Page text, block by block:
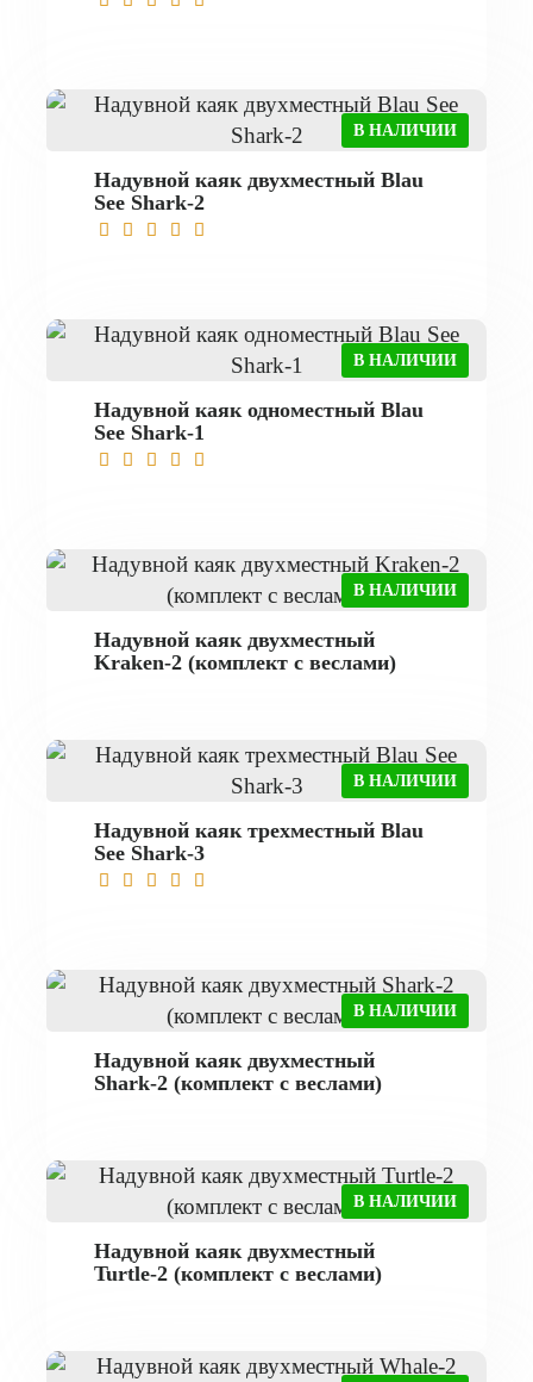
В НАЛИЧИИ
Надувной каяк двухместный Blau
See Shark-2
В НАЛИЧИИ
Надувной каяк одноместный Blau
See Shark-1
В НАЛИЧИИ
Надувной каяк двухместный
Kraken-2 (комплект с веслами)
В НАЛИЧИИ
Надувной каяк трехместный Blau
See Shark-3
В НАЛИЧИИ
Надувной каяк двухместный
Shark-2 (комплект с веслами)
В НАЛИЧИИ
Надувной каяк двухместный
Turtle-2 (комплект с веслами)